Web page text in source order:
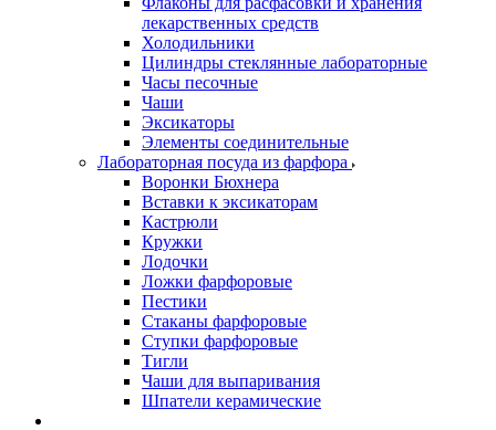
лекарственных средств
Холодильники
Цилиндры стеклянные лабораторные
Часы песочные
Чаши
Эксикаторы
Элементы соединительные
Лабораторная посуда из фарфора
Воронки Бюхнера
Вставки к эксикаторам
Кастрюли
Кружки
Лодочки
Ложки фарфоровые
Пестики
Стаканы фарфоровые
Ступки фарфоровые
Тигли
Чаши для выпаривания
Шпатели керамические